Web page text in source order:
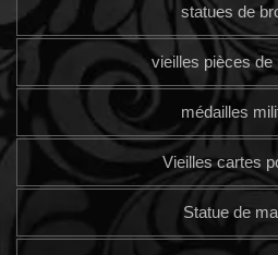
statues de
vieilles pièces de
médailles
Vieilles cartes
Statue de